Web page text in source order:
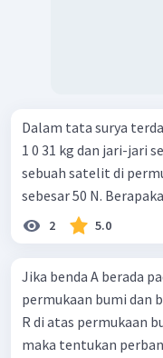
Dalam tata surya
1 0 31 kg dan jari-jari
sebuah satelit di
sebesar 50 N.
2 5.0
Jika benda A berada
permukaan bumi dan
R di atas permukaan
maka tentukan